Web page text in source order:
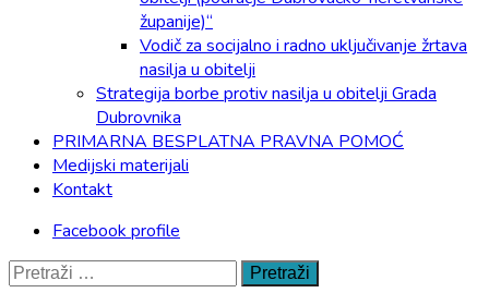
županije)“
Vodič za socijalno i radno uključivanje žrtava
nasilja u obitelji
Strategija borbe protiv nasilja u obitelji Grada
Dubrovnika
PRIMARNA BESPLATNA PRAVNA POMOĆ
Medijski materijali
Kontakt
Facebook profile
Pretraži: